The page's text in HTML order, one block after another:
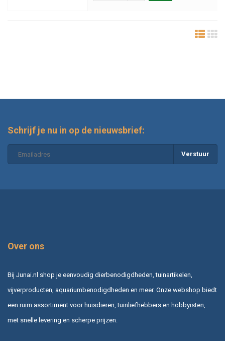
Schrijf je nu in op de nieuwsbrief:
Verstuur
Over ons
Bij Junai.nl shop je eenvoudig dierbenodigdheden, tuinartikelen,
vijverproducten, aquariumbenodigdheden en meer. Onze webshop biedt
een ruim assortiment voor huisdieren, tuinliefhebbers en hobbyisten,
met snelle levering en scherpe prijzen.